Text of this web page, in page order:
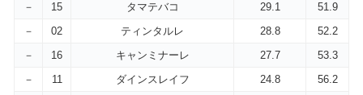
－
15 タマテバコ 29.1
51.9
－
02 ティンタルレ 28.8
52.2
－
16 キャンミナーレ 27.7
53.3
－
11 ダインスレイフ 24.8
56.2